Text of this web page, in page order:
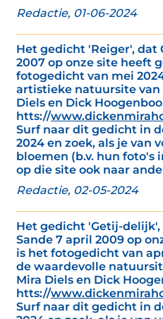
Redactie, 01-06-2024
Het gedicht 'Reiger', dat
2007 op onze site heeft
fotogedicht van mei
artistieke natuursite van
Diels en Dick
htts://
Surf naar dit gedicht in
2024 en zoek, als je van
bloemen (b.v. hun foto's
op die site ook naar
Redactie, 02-05-2024
Het gedicht 'Getij-
Sande 7 april 2009 op
is het fotogedicht van
de waardevolle
Mira Diels en Dick
htts://
Surf naar dit gedicht in